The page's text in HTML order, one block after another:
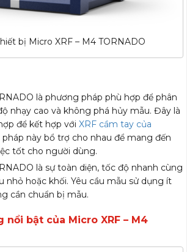
bị Micro XRF – M4 TORNADO
là phương pháp phù hợp để phân
nhạy cao và không phá hủy mẫu. Đây là
để kết hợp với XRF cầm tay của
pháp này bổ trợ cho nhau để mang đến
tốt cho người dùng.
là sự toàn diện, tốc độ nhanh cùng
nhỏ hoặc khối. Yêu cầu mẫu sử dụng ít
cần chuẩn bị mẫu.
nổi bật của Micro XRF – M4